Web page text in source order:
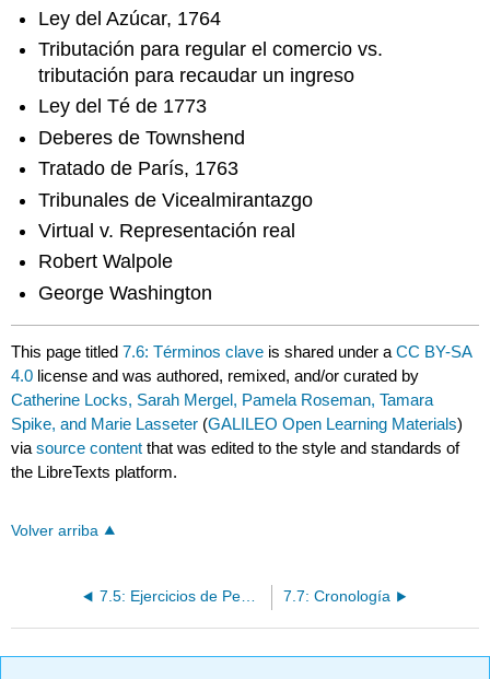
Ley del Azúcar, 1764
Tributación para regular el comercio vs.
tributación para recaudar un ingreso
Ley del Té de 1773
Deberes de Townshend
Tratado de París, 1763
Tribunales de Vicealmirantazgo
Virtual v. Representación real
Robert Walpole
George Washington
This page titled7.6: Términos clave is shared under aCC BY-SA
4.0 license and was authored, remixed, and/or curated by
Catherine Locks, Sarah Mergel, Pamela Roseman, Tamara
Spike, and Marie Lasseter (GALILEO Open Learning Materials)
viasource content that was edited to the style and standards of
the LibreTexts platform.
Volver arriba
7.5: Ejercicios de Pensamiento Crítico 7.7: Cronología